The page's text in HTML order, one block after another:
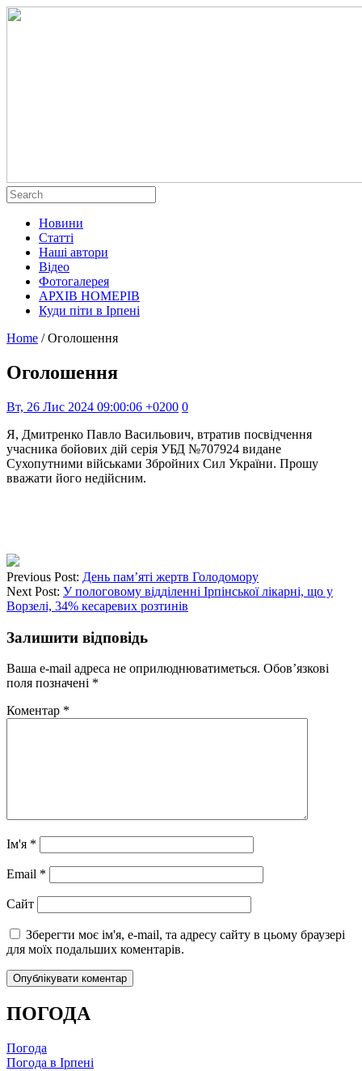
Новини
Статті
Наші автори
Відео
Фотогалерея
АРХІВ НОМЕРІВ
Куди піти в Ірпені
Home / Оголошення
Оголошення
Вт, 26 Лис 2024 09:00:06 +0200 0
Я, Дмитренко Павло Васильович, втратив посвідчення
учасника бойових дій серія УБД №707924 видане
Сухопутними військами Збройних Сил України. Прошу
вважати його недійсним.
Previous Post: День пам’яті жертв Голодомору
Next Post: У пологовому відділенні Ірпінської лікарні, що у
Ворзелі, 34% кесаревих розтинів
Залишити відповідь
Ваша e-mail адреса не оприлюднюватиметься. Обов’язкові
поля позначені *
Коментар *
Ім'я *
Email *
Сайт
Зберегти моє ім'я, e-mail, та адресу сайту в цьому браузері
для моїх подальших коментарів.
ПОГОДА
Погода
Погода в Ірпені